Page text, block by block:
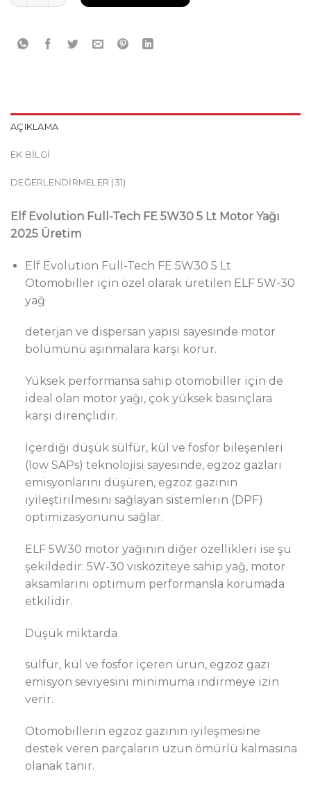
AÇIKLAMA
EK BILGI
DEĞERLENDIRMELER (31)
Elf Evolution Full-Tech FE 5W30 5 Lt Motor Yağı
2025 Üretim
Elf Evolution Full-Tech FE 5W30 5 Lt
Otomobiller için özel olarak üretilen ELF 5W-30
yağ
deterjan ve dispersan yapısı sayesinde motor
bölümünü aşınmalara karşı korur.
Yüksek performansa sahip otomobiller için de
ideal olan motor yağı, çok yüksek basınçlara
karşı dirençlidir.
İçerdiği düşük sülfür, kül ve fosfor bileşenleri
(low SAPs) teknolojisi sayesinde, egzoz gazları
emisyonlarını düşüren, egzoz gazının
iyileştirilmesini sağlayan sistemlerin (DPF)
optimizasyonunu sağlar.
ELF 5W30 motor yağının diğer özellikleri ise şu
şekildedir: 5W-30 viskoziteye sahip yağ, motor
aksamlarını optimum performansla korumada
etkilidir.
Düşük miktarda
sülfür, kül ve fosfor içeren ürün, egzoz gazı
emisyon seviyesini minimuma indirmeye izin
verir.
Otomobillerin egzoz gazının iyileşmesine
destek veren parçaların uzun ömürlü kalmasına
olanak tanır.